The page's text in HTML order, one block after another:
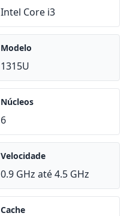
Intel Core i3
Modelo
1315U
Núcleos
6
Velocidade
0.9 GHz até 4.5 GHz
Cache